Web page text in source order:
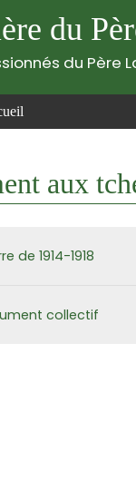
du
du Père
aux
de 1914-1918
collectif